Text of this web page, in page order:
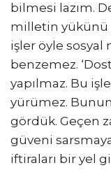
bilmesi lazım.
milletin yükünü
işler öyle sosyal
benzemez.
yapılmaz. Bu
yürümez.
gördük. Geçen
güveni
iftiraları bir yel